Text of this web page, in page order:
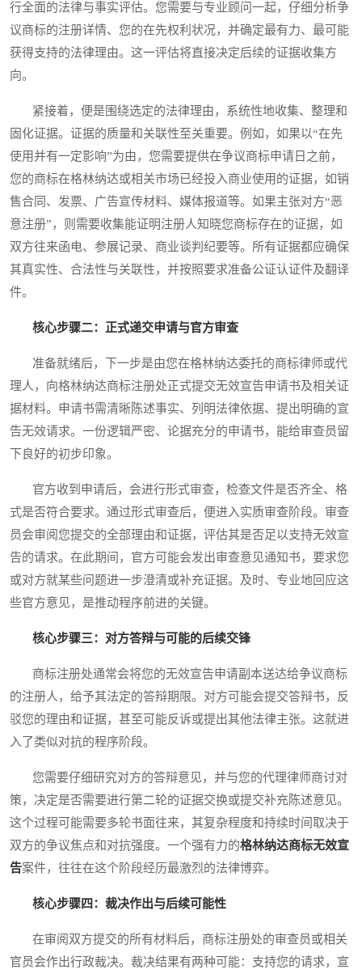
行全面的法律与事实评估。您需要与专业顾问一起，仔细分析争
议商标的注册详情、您的在先权利状况，并确定最有力、最可能
获得支持的法律理由。这一评估将直接决定后续的证据收集方
向。
紧接着，便是围绕选定的法律理由，系统性地收集、整理和
固化证据。证据的质量和关联性至关重要。例如，如果以“在先
使用并有一定影响”为由，您需要提供在争议商标申请日之前，
您的商标在格林纳达或相关市场已经投入商业使用的证据，如销
售合同、发票、广告宣传材料、媒体报道等。如果主张对方“恶
意注册”，则需要收集能证明注册人知晓您商标存在的证据，如
双方往来函电、参展记录、商业谈判纪要等。所有证据都应确保
其真实性、合法性与关联性，并按照要求准备公证认证件及翻译
件。
核心步骤二：正式递交申请与官方审查
准备就绪后，下一步是由您在格林纳达委托的商标律师或代
理人，向格林纳达商标注册处正式提交无效宣告申请书及相关证
据材料。申请书需清晰陈述事实、列明法律依据、提出明确的宣
告无效请求。一份逻辑严密、论据充分的申请书，能给审查员留
下良好的初步印象。
官方收到申请后，会进行形式审查，检查文件是否齐全、格
式是否符合要求。通过形式审查后，便进入实质审查阶段。审查
员会审阅您提交的全部理由和证据，评估其是否足以支持无效宣
告的请求。在此期间，官方可能会发出审查意见通知书，要求您
或对方就某些问题进一步澄清或补充证据。及时、专业地回应这
些官方意见，是推动程序前进的关键。
核心步骤三：对方答辩与可能的后续交锋
商标注册处通常会将您的无效宣告申请副本送达给争议商标
的注册人，给予其法定的答辩期限。对方可能会提交答辩书，反
驳您的理由和证据，甚至可能反诉或提出其他法律主张。这就进
入了类似对抗的程序阶段。
您需要仔细研究对方的答辩意见，并与您的代理律师商讨对
策，决定是否需要进行第二轮的证据交换或提交补充陈述意见。
这个过程可能需要多轮书面往来，其复杂程度和持续时间取决于
双方的争议焦点和对抗强度。一个强有力的格林纳达商标无效宣
告案件，往往在这个阶段经历最激烈的法律博弈。
核心步骤四：裁决作出与后续可能性
在审阅双方提交的所有材料后，商标注册处的审查员或相关
官员会作出行政裁决。裁决结果有两种可能：支持您的请求，宣